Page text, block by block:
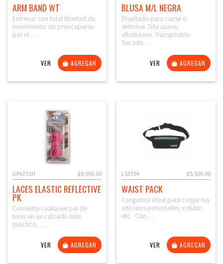
ARM BAND WT
Entrenar con total libertad de
movimiento sin preocuparse
por el …
VER AGREGAR
BLUSA M/L NEGRA
Diseñado para carrer o
entrenar. Tela suave,
ultraliviana. Transpirable.
Secado …
VER AGREGAR
₡8,900.00
UP6731H
LACES ELASTIC REFLECTIVE
PK
Convierte cualquier par de
tenis en un calzado más
práctico, …
VER AGREGAR
₡5,500.00
LS3704
WAIST PACK
Cangurera ideal para cargar tus
artículos personales, celular
etc. Con …
VER AGREGAR